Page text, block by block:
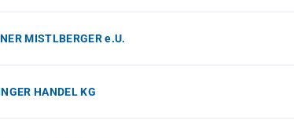
MISTLBERGER e.U.
HANDEL KG